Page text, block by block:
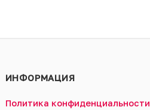
ИНФОРМАЦИЯ
Политика конфиденциальности